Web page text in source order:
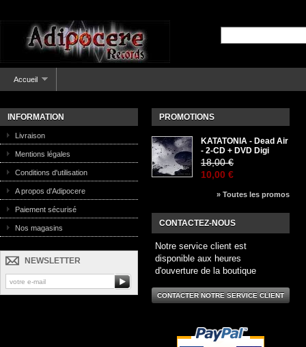
Accueil
INFORMATION
Livraison
Mentions légales
Conditions d'utilisation
A propos d'Adipocere
Paiement sécurisé
Nos magasins
NEWSLETTER
PROMOTIONS
KATATONIA - Dead Air
- 2-CD + DVD Digi
18,00 €
10,00 €
» Toutes les promos
CONTACTEZ-NOUS
Notre service client est
disponible aux heures
d'ouverture de la boutique
CONTACTER NOTRE SERVICE CLIENT